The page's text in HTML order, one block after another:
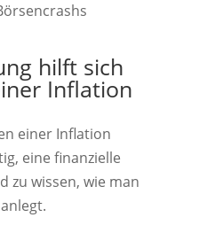
hilft sich
Inflation
einer Inflation
eine finanzielle
zu wissen, wie man